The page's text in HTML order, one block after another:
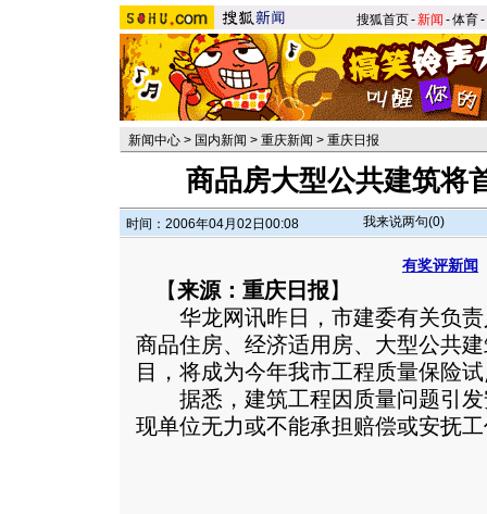
搜狐首页-新闻 -体育-
新闻中心 > 国内新闻 > 重庆新闻 > 重庆日报
商品房大型公共建筑将
时间：2006年04月02日00:08 我来说两句(0)
有奖评新闻
【来源：重庆日报】
华龙网讯昨日，市建委有关负责
商品住房、经济适用房、大型公共
目，将成为今年我市工程质量保险
据悉，建筑工程因质量问题引发
现单位无力或不能承担赔偿或安抚